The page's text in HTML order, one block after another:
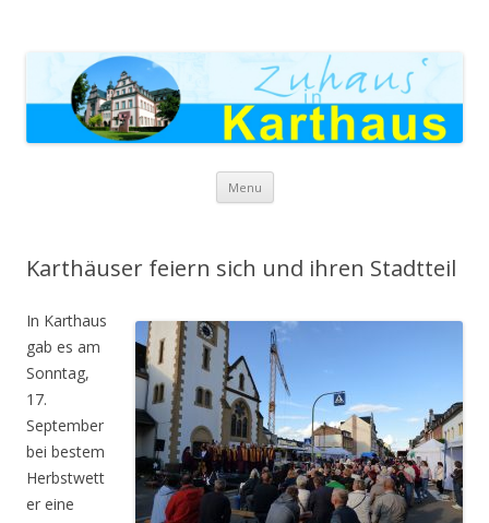
Menu Skip to content
Karthäuser feiern sich und ihren Stadtteil
In Karthaus
gab es am
Sonntag,
17.
September
bei bestem
Herbstwett
er eine